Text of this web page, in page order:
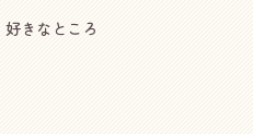
きなところ